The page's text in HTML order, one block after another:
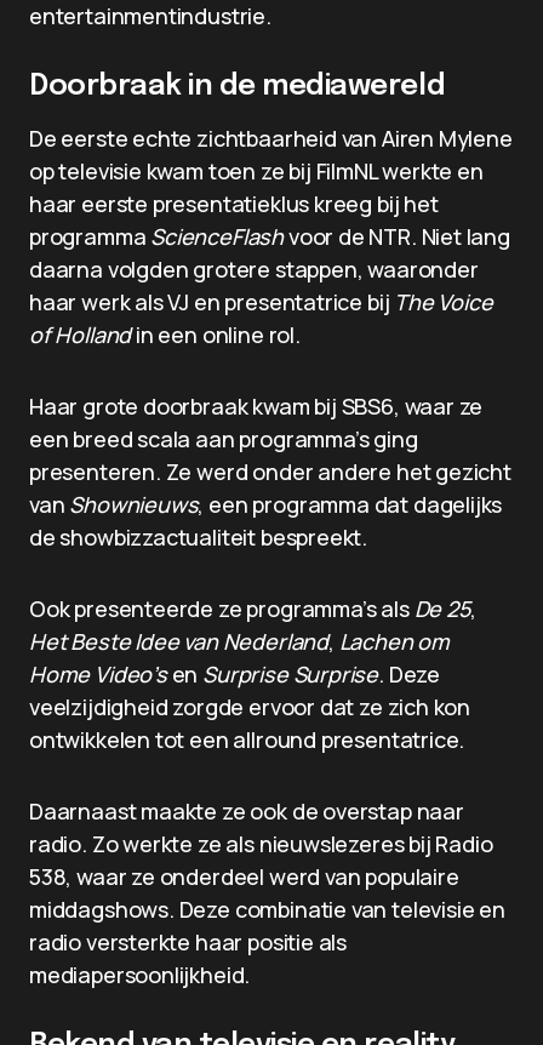
entertainmentindustrie.
Doorbraak in de mediawereld
De eerste echte zichtbaarheid van Airen Mylene
op televisie kwam toen ze bij FilmNL werkte en
haar eerste presentatieklus kreeg bij het
programma ScienceFlashvoor de NTR. Niet lang
daarna volgden grotere stappen, waaronder
haar werk als VJ en presentatrice bij The Voice
of Hollandin een online rol.
Haar grote doorbraak kwam bij SBS6, waar ze
een breed scala aan programma’s ging
presenteren. Ze werd onder andere het gezicht
van Shownieuws, een programma dat dagelijks
de showbizzactualiteit bespreekt.
Ook presenteerde ze programma’s als De 25,
Het Beste Idee van Nederland, Lachen om
Home Video’sen Surprise Surprise. Deze
veelzijdigheid zorgde ervoor dat ze zich kon
ontwikkelen tot een allround presentatrice.
Daarnaast maakte ze ook de overstap naar
radio. Zo werkte ze als nieuwslezeres bij Radio
538, waar ze onderdeel werd van populaire
middagshows. Deze combinatie van televisie en
radio versterkte haar positie als
mediapersoonlijkheid.